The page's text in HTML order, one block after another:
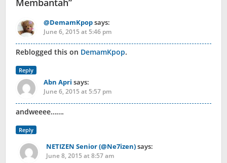
Membantah”
@DemamKpopsays:
June 6, 2015 at 5:46 pm
Reblogged this on DemamKpop.
Reply
Abn Apri says:
June 6, 2015 at 5:57 pm
andweeee…….
Reply
NETIZEN Senior (@Ne7izen)says:
June 8, 2015 at 8:57 am